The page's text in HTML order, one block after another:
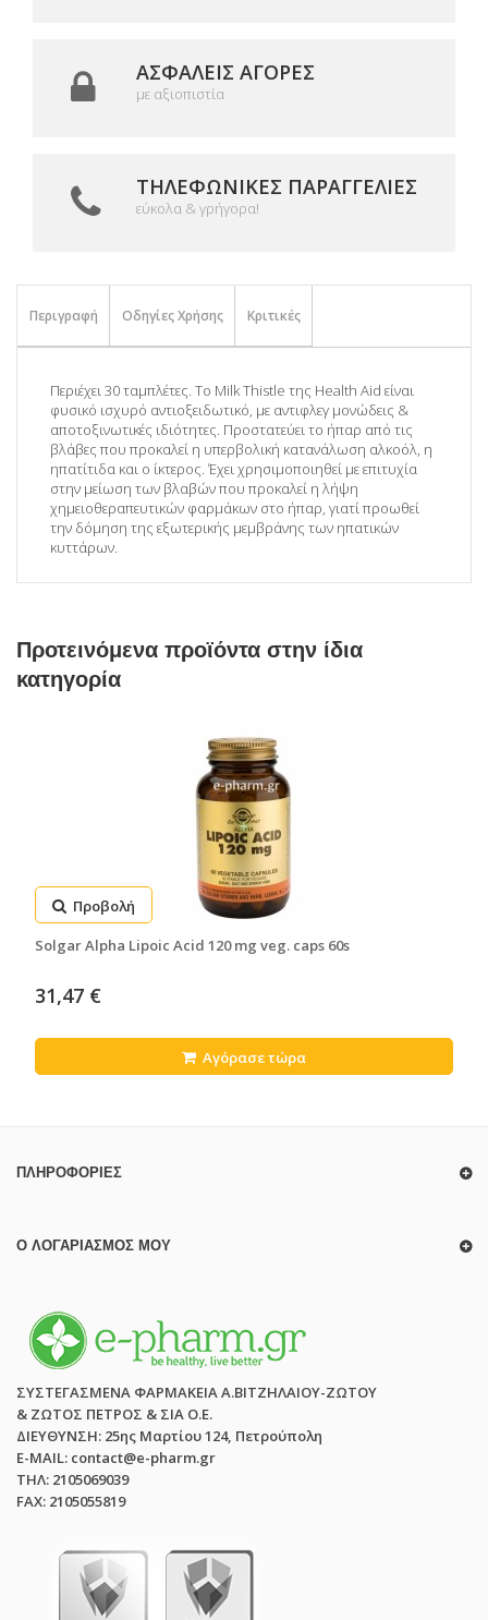
ΑΣΦΑΛΕΊΣ ΑΓΟΡΈΣ
με αξιοπιστία
ΤΗΛΕΦΩΝΙΚΈΣ ΠΑΡΑΓΓΕΛΊΕΣ
εύκολα & γρήγορα!
Περιγραφή Οδηγίες Χρήσης Κριτικές
Περιέχει 30 ταμπλέτες. Το Milk Thistle της Ηealth Aid είναι
φυσικό ισχυρό αντιοξειδωτικό, με αντιφλεγ μονώδεις &
αποτοξινωτικές ιδιότητες. Προστατεύει το ήπαρ από τις
βλάβες που προκαλεί η υπερβολική κατανάλωση αλκοόλ, η
ηπατίτιδα και ο ίκτερος. Έχει χρησιμοποιηθεί με επιτυχία
στην μείωση των βλαβών που προκαλεί η λήψη
χημειοθεραπευτικών φαρμάκων στο ήπαρ, γιατί προωθεί
την δόμηση της εξωτερικής μεμβράνης των ηπατικών
κυττάρων.
Προτεινόμενα προϊόντα στην ίδια
κατηγορία
Προβολή
Solgar Alpha Lipoic Acid 120 mg veg. caps 60s
31,47 €
Αγόρασε τώρα
ΠΛΗΡΟΦΟΡΊΕΣ
Ο ΛΟΓΑΡΙΑΣΜΌΣ ΜΟΥ
ΣΥΣΤΕΓΑΣΜΕΝΑ ΦΑΡΜΑΚΕΙΑ Α.ΒΙΤΖΗΛΑΙΟΥ-ΖΩΤΟΥ
& ΖΩΤΟΣ ΠΕΤΡΟΣ & ΣΙΑ Ο.Ε.
ΔΙΕΥΘΥΝΣΗ: 25ης Μαρτίου 124, Πετρούπολη
E-MAIL: contact@e-pharm.gr
ΤΗΛ: 2105069039
FAX: 2105055819